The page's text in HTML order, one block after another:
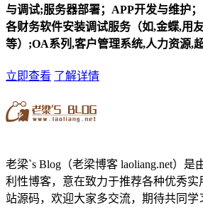
与调试;服务器部署；APP开发与维护；
各财务软件安装调试服务（如,金蝶,用
等）;OA系列,客户管理系统,人力资源,
立即查看 了解详情
老梁`s Blog（老梁博客 laoliang.net）是
利性博客，意在致力于推荐各种优秀
站源码，欢迎大家多交流，期待共同学